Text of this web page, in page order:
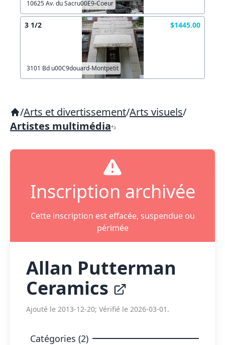
10625 Av. du Sacru00E9-Coeur
3 1/2 $1445.00
3101 Bd u00C9douard-Montpetit
/Arts et divertissement/Arts visuels/
Artistes multimédia
Inscription archivée
Cette inscription est effacée, suspendue ou
périmée
Allan Putterman
Ceramics
Ajouté le 2013-12-20; Vérifié le 2026-03-01.
Catégories (2)